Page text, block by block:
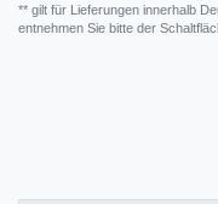
** gilt für Lieferungen innerhalb
entnehmen Sie bitte der